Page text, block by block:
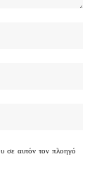
σε αυτόν τον πλοηγό